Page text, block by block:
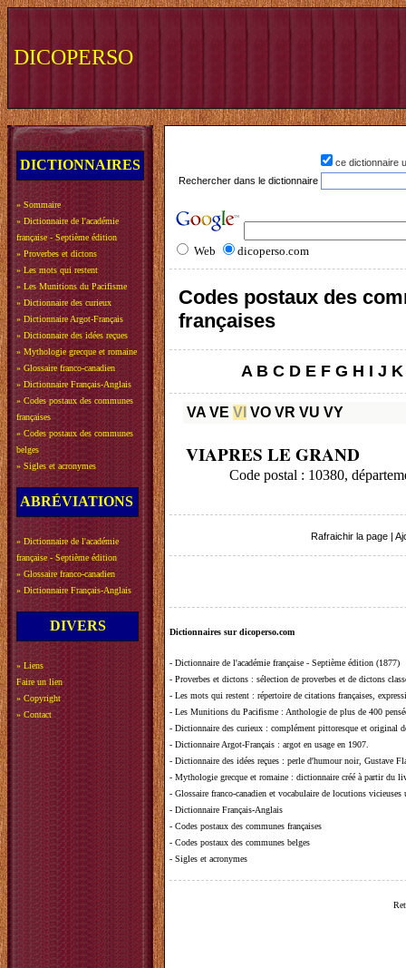
DICOPERSO
DICTIONNAIRES
» Sommaire
» Dictionnaire de l'académie
française - Septième édition
» Proverbes et dictons
» Les mots qui restent
» Les Munitions du Pacifisme
» Dictionnaire des curieux
» Dictionnaire Argot-Français
» Dictionnaire des idées reçues
» Mythologie grecque et romaine
» Glossaire franco-canadien
» Dictionnaire Français-Anglais
» Codes postaux des communes
françaises
» Codes postaux des communes
belges
» Sigles et acronymes
ABRÉVIATIONS
» Dictionnaire de l'académie
française - Septième édition
» Glossaire franco-canadien
» Dictionnaire Français-Anglais
DIVERS
» Liens
Faire un lien
» Copyright
» Contact
ce dictionnaire
Rechercher dans le dictionnaire
Web dicoperso.com
Codes postaux des
françaises
A B C D E F G H I J K
VA VE VI VO VR VU VY
VIAPRES LE GRAND
Code postal : 10380,
Rafraichir la page
Dictionnaires sur dicoperso.com
- Dictionnaire de l'académie française - Septième édition (1877)
- Proverbes et dictons : sélection de proverbes et de dictons
- Les mots qui restent : répertoire de citations françaises,
- Les Munitions du Pacifisme : Anthologie de plus de 400
- Dictionnaire des curieux : complément pittoresque et original
- Dictionnaire Argot-Français : argot en usage en 1907.
- Dictionnaire des idées reçues : perle d'humour noir, Gustave
- Mythologie grecque et romaine : dictionnaire créé à partir du
- Glossaire franco-canadien et vocabulaire de locutions vicieuses
- Dictionnaire Français-Anglais
- Codes postaux des communes françaises
- Codes postaux des communes belges
- Sigles et acronymes